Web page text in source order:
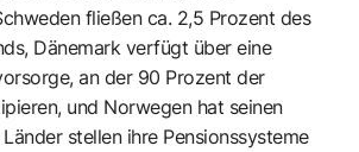
fließen ca. 2,5 Prozent des
Dänemark verfügt über eine
an der 90 Prozent der
und Norwegen hat seinen
stellen ihre Pensionssysteme